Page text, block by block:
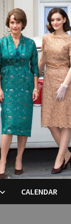
CALENDAR